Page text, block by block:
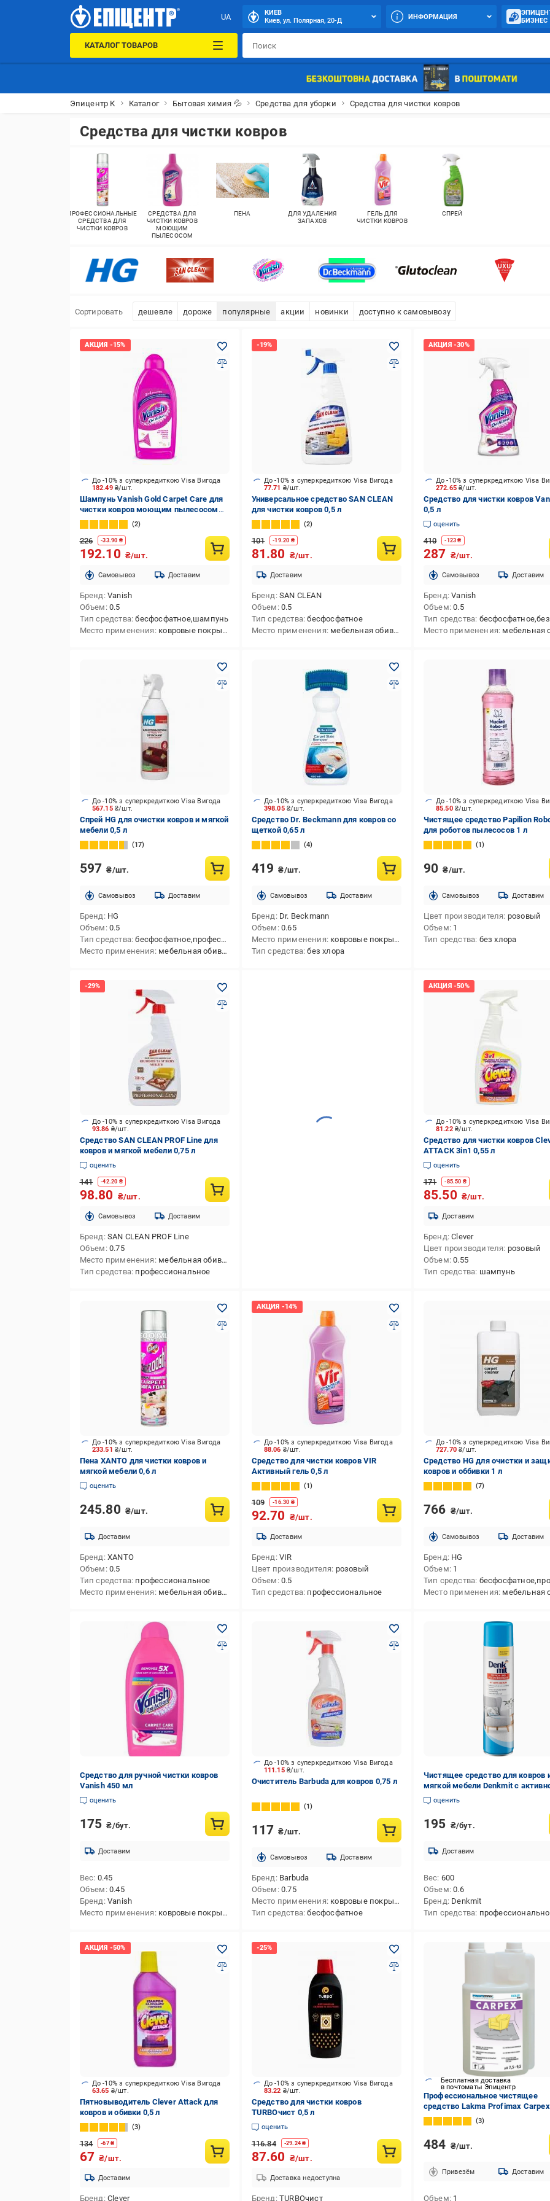
UA
КИЕВ
Киев, ул. Полярная, 20-Д
ИНФОРМАЦИЯ
БИЗНЕС
КАТАЛОГ ТОВАРОВ
Эпицентр К Каталог Бытовая химия 💦 Средства для уборки Средства для чистки ковров
Средства для чистки ковров
ПРОФЕССИОНАЛЬНЫЕ
СРЕДСТВА ДЛЯ
ЧИСТКИ КОВРОВ
СРЕДСТВА ДЛЯ
ЧИСТКИ КОВРОВ
МОЮЩИМ
ПЫЛЕСОСОМ
ПЕНА
ДЛЯ УДАЛЕНИЯ
ЗАПАХОВ
ГЕЛЬ ДЛЯ
ЧИСТКИ КОВРОВ
СПРЕЙ
Сортировать дешевле дороже популярные акции новинки доступно к самовывозу
182.49 ₴/шт.
До -10% з суперкредиткою Visa Вигода
Шампунь Vanish Gold Carpet Care для
чистки ковров моющим пылесосом
0,5 л
2
226 -33.90 ₴
192.10 ₴/шт.
Cамовывоз Доставим
Бренд Vanish
Объем 0.5
Тип средства бесфосфатное,шампунь
Место применения ковровые покрытия
77.71 ₴/шт.
До -10% з суперкредиткою Visa Вигода
Универсальное средство SAN CLEAN
для чистки ковров 0,5 л
2
101 -19.20 ₴
81.80 ₴/шт.
Доставим
Бренд SAN CLEAN
Объем 0.5
Тип средства бесфосфатное
Место применения мебельная обивка,ковровые покрытия
272.65₴/шт.
До -10% з суперкредиткою Visa
Средство для чистки ковров
0,5 л
оценить
410 -123 ₴
287 ₴/шт.
Cамовывоз Доставим
Бренд Vanish
Объем 0.5
Тип средства бесфосфатное,без
Место применения мебельная обивка,ковровые
567.15 ₴/шт.
До -10% з суперкредиткою Visa Вигода
Спрей HG для очистки ковров и мягкой
мебели 0,5 л
17
597 ₴/шт.
Cамовывоз Доставим
Бренд HG
Объем 0.5
Тип средства бесфосфатное,профессиональное
Место применения мебельная обивка,ковровые покрытия
398.05₴/шт.
До -10% з суперкредиткою Visa Вигода
Средство Dr. Beckmann для ковров со
щеткой 0,65 л
4
419 ₴/шт.
Cамовывоз Доставим
Бренд Dr. Beckmann
Объем 0.65
Место применения ковровые покрытия
Тип средства без хлора
85.50 ₴/шт.
До -10% з суперкредиткою Visa
Чистящее средство Papilion
для роботов пылесосов 1 л
1
90 ₴/шт.
Cамовывоз Доставим
Цвет производителя розовый
Объем 1
Тип средства без хлора
93.86 ₴/шт.
До -10% з суперкредиткою Visa Вигода
Средство SAN CLEAN PROF Line для
ковров и мягкой мебели 0,75 л
оценить
141 -42.20 ₴
98.80 ₴/шт.
Cамовывоз Доставим
Бренд SAN CLEAN PROF Line
Объем 0.75
Место применения мебельная обивка
Тип средства профессиональное
81.22 ₴/шт.
До -10% з суперкредиткою Visa
Средство для чистки ковров
ATTACK 3in1 0,55 л
оценить
171 -85.50 ₴
85.50 ₴/шт.
Доставим
Бренд Clever
Цвет производителя розовый
Объем 0.55
Тип средства шампунь
233.51 ₴/шт.
До -10% з суперкредиткою Visa Вигода
Пена XANTO для чистки ковров и
мягкой мебели 0,6 л
оценить
245.80 ₴/шт.
Доставим
Бренд XANTO
Объем 0.5
Тип средства профессиональное
Место применения мебельная обивка,ковровые покрытия,текстиль
88.06 ₴/шт.
До -10% з суперкредиткою Visa Вигода
Средство для чистки ковров VIR
Активный гель 0,5 л
1
109 -16.30 ₴
92.70 ₴/шт.
Доставим
Бренд VIR
Цвет производителя розовый
Объем 0.5
Тип средства профессиональное
727.70₴/шт.
До -10% з суперкредиткою Visa
Средство HG для очистки и
ковров и оббивки 1 л
7
766 ₴/шт.
Cамовывоз Доставим
Бренд HG
Объем 1
Тип средства
Место применения мебельная
Средство для ручной чистки ковров
Vanish 450 мл
оценить
175 ₴/бут.
Доставим
Вес 0.45
Объем 0.45
Бренд Vanish
Место применения ковровые покрытия
111.15₴/шт.
До -10% з суперкредиткою Visa Вигода
Очиститель Barbuda для ковров 0,75 л
1
117 ₴/шт.
Cамовывоз Доставим
Бренд Barbuda
Объем 0.75
Место применения ковровые покрытия
Тип средства бесфосфатное
Чистящее средство для ковров
мягкой мебели Denkmit с
пеной 600 мл (20798681)
оценить
195 ₴/бут.
Доставим
Вес 600
Объем 0.6
Бренд Denkmit
Тип средства профессиональное,без
63.65 ₴/шт.
До -10% з суперкредиткою Visa Вигода
Пятновыводитель Clever Attack для
ковров и обивки 0,5 л
3
134 -67₴
67 ₴/шт.
Доставим
Бренд Clever
83.22 ₴/шт.
До -10% з суперкредиткою Visa Вигода
Средство для чистки ковров
TURBOчист 0,5 л
оценить
116.84 -29.24 ₴
87.60 ₴/шт.
Доставка недоступна
Бренд TURBOчист
Бесплатная доставка
в почтоматы Эпицентр
Профессиональное чистящее
средство Lakma Profimax
моющий пылесос для
очистки ковровых покрытий и
мебели 1 л (3038)
3
484 ₴/шт.
Привезём Доставим
Объем 1